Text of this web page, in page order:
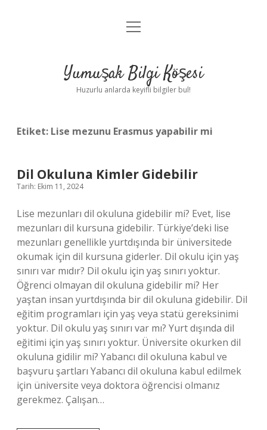
Anasayfa
Yasal Uyarı
menüyü
Yumuşak Bilgi Köşesi
Huzurlu anlarda keyifli bilgiler bul!
Etiket: Lise mezunu Erasmus yapabilir mi
Dil Okuluna Kimler Gidebilir
Tarih: Ekim 11, 2024
Lise mezunları dil okuluna gidebilir mi? Evet, lise
mezunları dil kursuna gidebilir. Türkiye’deki lise
mezunları genellikle yurtdışında bir üniversitede
okumak için dil kursuna giderler. Dil okulu için yaş
sınırı var mıdır? Dil okulu için yaş sınırı yoktur.
Öğrenci olmayan dil okuluna gidebilir mi? Her
yaştan insan yurtdışında bir dil okuluna gidebilir. Dil
eğitim programları için yaş veya statü gereksinimi
yoktur. Dil okulu yaş sınırı var mı? Yurt dışında dil
eğitimi için yaş sınırı yoktur. Üniversite okurken dil
okuluna gidilir mi? Yabancı dil okuluna kabul ve
başvuru şartları Yabancı dil okuluna kabul edilmek
için üniversite veya doktora öğrencisi olmanız
gerekmez. Çalışan…